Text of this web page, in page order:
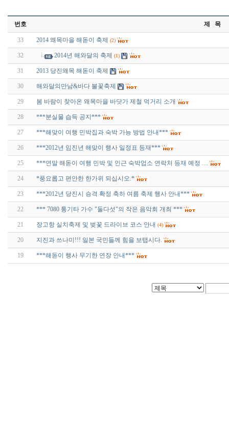
번호 제 목
33 2014 왜목마을 해돋이 축제 (2)
32 2014년 해와달의 축제 (1)
31 2013 당진왜목 해돋이 축제
30 해와달의만남&바다 불꽃축제
29 봄 바람이 찾아온 왜목마을 바닷가 제철 먹거리 소개
28 ***분실물 습득 공지***
27 ***해맞이 여행 민박집과 숙박 가능 방법 안내***
26 ***2012년 임진년 해맞이 행사 일정표 등재***
25 ***연말 해돋이 여행 민박 및 인근 숙박업소 연락처 등재 예정 …
24 *풍요롭고 편안한 한가위 되십시오.*
23 ***2012년 당진시 승격 확정 축하 여름 축제 행사 안내***
22 *** 7080 통기타 가수 "둘다섯"의 작은 음악회 개최 ***
21 장고항 실치축제 및 벚꽃 드라이브 코스 안내 (4)
20 지진과 쓰나미!!! 일본 국민들께 힘을 보탭시다.
19 ***해돋이 행사 무기한 연장 안내***